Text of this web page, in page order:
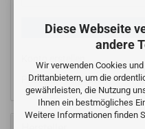
Diese Webseite
andere
Wir verwenden Cookies
Drittanbietern, um die
gewährleisten, die Nutzung
Ihnen ein bestmögliches
Weitere Informationen finden
Passwort vergessen?